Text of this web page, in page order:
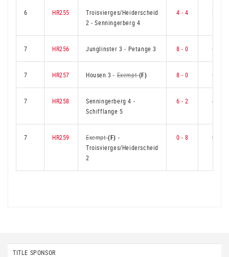
6 HR255
Troisvierges/Heiderscheid
2-Senningerberg 4
4 - 4 3
7 HR256 Junglinster 3- Petange 3 8 - 0 6
7 HR257 Housen 3-Exempt(F) 8 - 0 6
7 HR258 Senningerberg 4 -
Schifflange 5
6 - 2 4
7 HR259 Exempt(F) -
Troisvierges/Heiderscheid
2
0 - 8 0
TITLE SPONSOR